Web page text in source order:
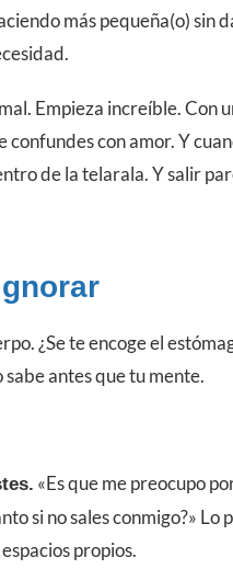
más pequeña(o) sin
Empieza increíble. Con
confundes con amor. Y
de la telarala. Y salir
¿Se te encoge el
sabe antes que tu mente.
«Es que me preocupo
si no sales conmigo?» Lo
propios.